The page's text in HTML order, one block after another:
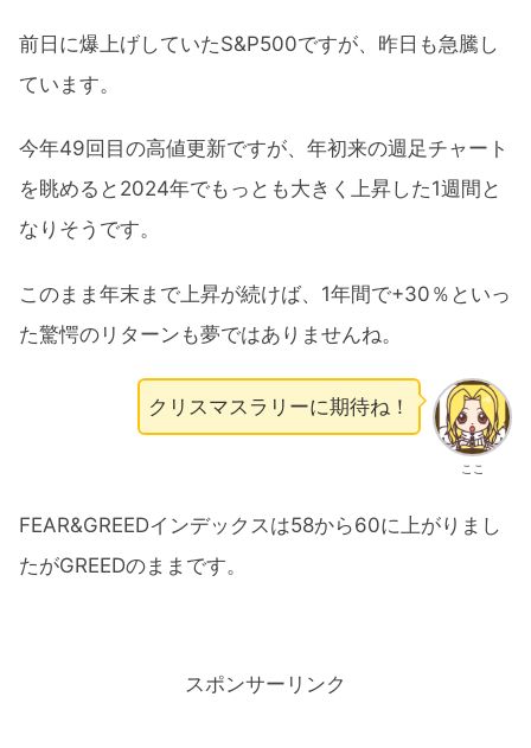
前日に爆上げしていたS&P500ですが、昨日も急騰し
ています。
今年49回目の高値更新ですが、年初来の週足チャート
を眺めると2024年でもっとも大きく上昇した1週間と
なりそうです。
このまま年末まで上昇が続けば、1年間で+30％といっ
た驚愕のリターンも夢ではありませんね。
ここ
クリスマスラリーに期待ね！
FEAR&GREEDインデックスは58から60に上がりまし
たがGREEDのままです。
スポンサーリンク